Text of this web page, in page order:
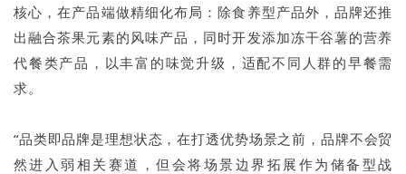
核心，在产品端做精细化布局：除食养型产品外，品牌还推
出融合茶果元素的风味产品，同时开发添加冻干谷薯的营养
代餐类产品，以丰富的味觉升级，适配不同人群的早餐需
求。
“品类即品牌是理想状态，在打透优势场景之前，品牌不会贸
然进入弱相关赛道，但会将场景边界拓展作为储备型战